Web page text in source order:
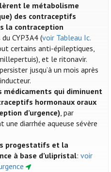
le métabolisme
des contraceptifs
la contraception
CYP3A4 (voir Tableau Ic.
certains anti-épileptiques,
et le ritonavir.
jusqu’à un mois après
médicaments qui diminuent
hormonaux oraux
d’urgence), par
une diarrhée aqueuse sévère
progestatifs et la
à base d’ulipristal:voir